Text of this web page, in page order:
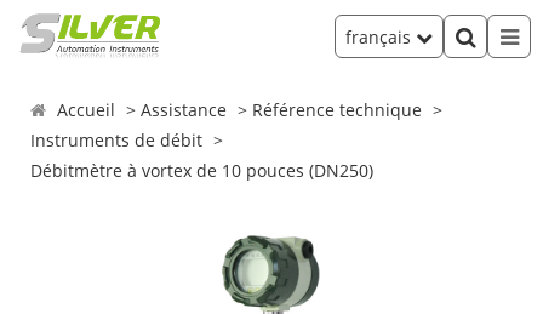
français
Accueil Assistance
Référence technique
Instruments de débit
Débitmètre à vortex de 10 pouces (DN250)